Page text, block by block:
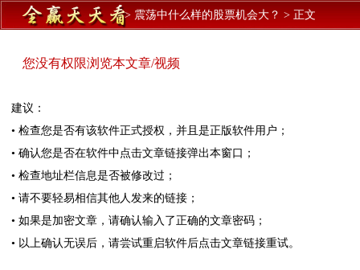
> 震荡中什么样的股票机会大？ > 正文
您没有权限浏览本文章/视频
建议：
• 检查您是否有该软件正式授权，并且是正版软件用户；
• 确认您是否在软件中点击文章链接弹出本窗口；
• 检查地址栏信息是否被修改过；
• 请不要轻易相信其他人发来的链接；
• 如果是加密文章，请确认输入了正确的文章密码；
• 以上确认无误后，请尝试重启软件后点击文章链接重试。